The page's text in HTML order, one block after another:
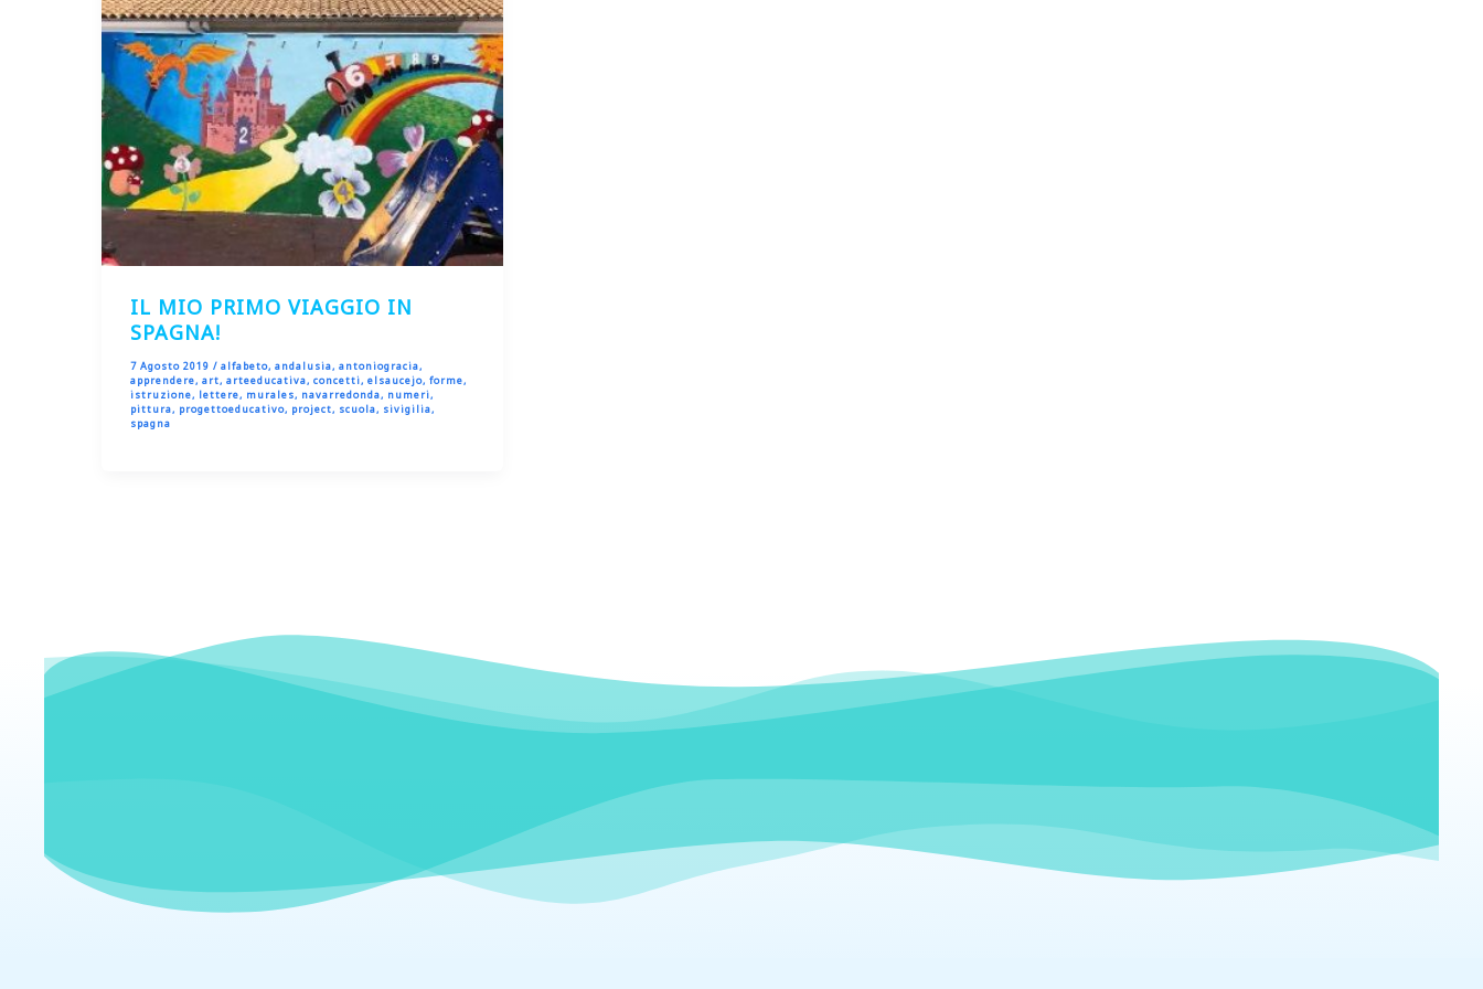
IL MIO PRIMO VIAGGIO IN
SPAGNA!
7 Agosto 2019 / alfabeto, andalusia, antoniogracia,
apprendere, art, arteeducativa, concetti, elsaucejo, forme,
istruzione, lettere, murales, navarredonda, numeri,
pittura, progettoeducativo, project, scuola, sivigilia,
spagna